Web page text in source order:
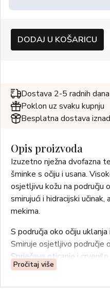
DODAJ U KOŠARICU
Dostava 2-5 radnih dana
Poklon uz svaku kupnju
Besplatna dostava
Opis proizvoda
Izuzetno nježna dvofazna
šminke s očiju i usana.
osjetljivu kožu na području
smirujući i hidracijski
mekima.
S područja oko očiju
Smiruje osjetljivo područje
Sprječava oticanje i
Pogodan i za osobe koje
Pročitaj više